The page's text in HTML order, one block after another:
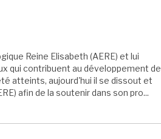
Reine Elisabeth (AERE) et lui
qui contribuent au développement de
atteints, aujourd'hui il se dissout et
afin de la soutenir dans son pro...